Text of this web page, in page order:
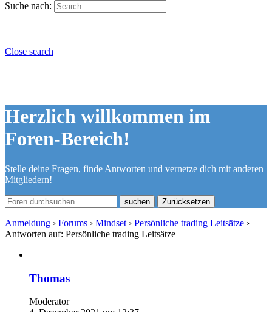
Suche nach:
Close search
Herzlich willkommen im
Foren-Bereich!
Stelle deine Fragen, finde Antworten und vernetze dich mit anderen
Mitgliedern!
Zurücksetzen
Anmeldung › Forums › Mindset › Persönliche trading Leitsätze ›
Antworten auf: Persönliche trading Leitsätze
Thomas
Moderator